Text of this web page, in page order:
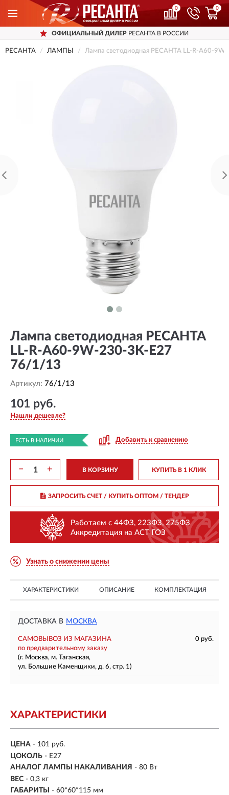
0 0
ОФИЦИАЛЬНЫЙ ДИЛЕРРЕСАНТА В РОССИИ
РЕСАНТА ЛАМПЫ Лампа светодиодная РЕСАНТА LL-R-A60-
Лампа светодиодная РЕСАНТА
LL-R-A60-9W-230-3K-E27
76/1/13
Артикул: 76/1/13
101 руб.
Нашли дешевле?
ЕСТЬ В НАЛИЧИИ Добавить к сравнению
− + В КОРЗИНУ КУПИТЬ В 1 КЛИК
ЗАПРОСИТЬ СЧЕТ / КУПИТЬ ОПТОМ/ ТЕНДЕР
Работаем с 44ФЗ, 223ФЗ, 275ФЗ
Аккредитация на АСТ ГОЗ
Узнать о снижении цены
ХАРАКТЕРИСТИКИ ОПИСАНИЕ КОМПЛЕКТАЦИЯ
ДОСТАВКА В МОСКВА
САМОВЫВОЗ ИЗ МАГАЗИНА
0 руб.
по предварительному заказу
(г. Москва, м. Таганская,
ул. Большие Каменщики, д. 6, стр. 1)
ХАРАКТЕРИСТИКИ
ЦЕНА - 101 руб.
ЦОКОЛЬ - E27
АНАЛОГ ЛАМПЫ НАКАЛИВАНИЯ - 80 Вт
ВЕС - 0,3 кг
ГАБАРИТЫ
- 60*60*115 мм